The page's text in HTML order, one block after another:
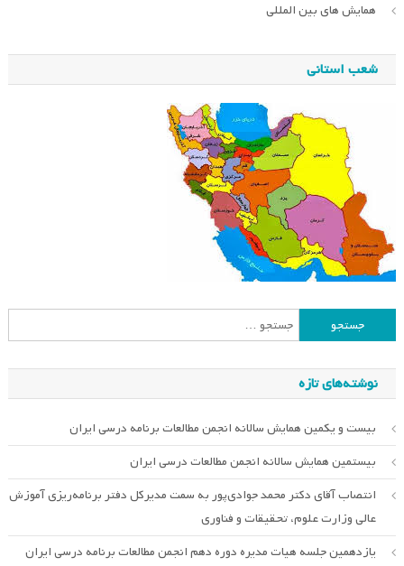
همایش های بین المللی
شعب استانی
جستجو
برای:
نوشته‌های تازه
بیست و یکمین همایش سالانه انجمن مطالعات برنامه درسی ایران
بیستمین همایش سالانه انجمن مطالعات درسی ایران
انتصاب آقای دکتر محمد جوادی‌پور به سمت مدیرکل دفتر برنامه‌ریزی آموزش
عالی وزارت علوم، تحقیقات و فناوری
یازدهمین جلسه هیات مدیره دوره دهم انجمن مطالعات برنامه درسی ایران